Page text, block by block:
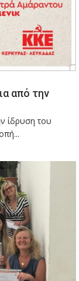
από την
ίδρυση του